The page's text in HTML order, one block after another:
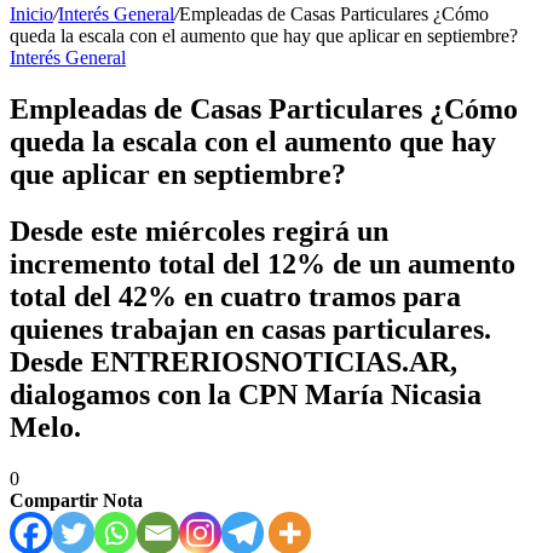
Inicio/Interés General/Empleadas de Casas Particulares ¿Cómo
queda la escala con el aumento que hay que aplicar en septiembre?
Interés General
Empleadas de Casas Particulares ¿Cómo
queda la escala con el aumento que hay
que aplicar en septiembre?
Desde este miércoles regirá un
incremento total del 12% de un aumento
total del 42% en cuatro tramos para
quienes trabajan en casas particulares.
Desde ENTRERIOSNOTICIAS.AR,
dialogamos con la CPN María Nicasia
Melo.
0
Compartir Nota